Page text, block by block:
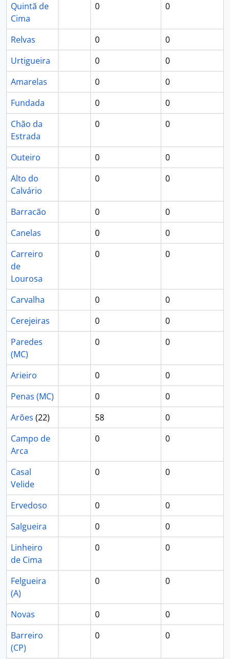
Quintã de
Cima
0 0
Relvas 0
0
Urtigueira
0
0
Amarelas
0
0
Fundada
0
0
Chão da
Estrada
0 0
Outeiro 0
0
Alto do
Calvário
0 0
Barracão 0
0
Canelas
0
0
Carreiro
de
Lourosa
0 0
Carvalha 0
0
Cerejeiras
0
0
Paredes
(MC)
0 0
Arieiro 0
0
Penas (MC)
0
0
Arões (22) 58
0
Campo de
Arca
0 0
Casal
Velide
0 0
Ervedoso 0
0
Salgueira
0
0
Linheiro
de Cima
0 0
Felgueira
(A)
0 0
Novas 0
0
Barreiro
(CP)
0 0